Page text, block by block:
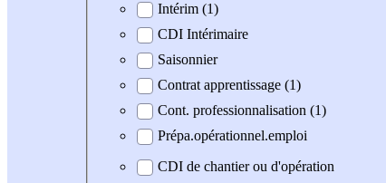
Intérim (1)
CDI Intérimaire
Saisonnier
Contrat apprentissage (1)
Cont. professionnalisation (1)
Prépa.opérationnel.emploi
CDI de chantier ou d'opération